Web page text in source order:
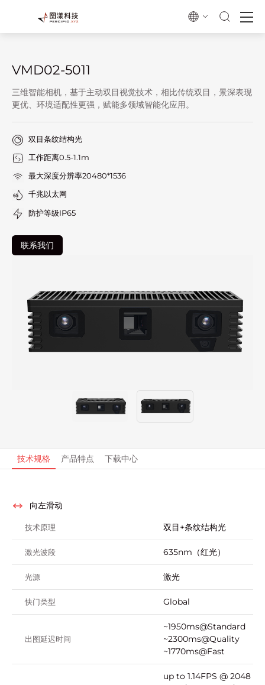
VMD02-5011
三维智能相机，基于主动双目视觉技术，相比传统双目，景深表现
更优、环境适配性更强，赋能多领域智能化应用。
双目条纹结构光
工作距离0.5-1.1m
最大深度分辨率20480*1536
千兆以太网
防护等级IP65
联系我们
技术规格 产品特点 下载中心
向左滑动
技术原理 双目+条纹结构光
激光波段 635nm（红光）
光源 激光
快门类型 Global
出图延迟时间
~1950ms@Standard
~2300ms@Quality
~1770ms@Fast
up to 1.14FPS @ 2048 x